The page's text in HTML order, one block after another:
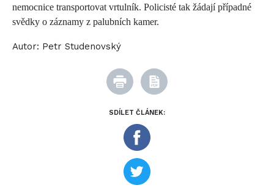
SDÍLET ČLÁNEK:
nemocnice transportovat vrtulník. Policisté tak žádají případné
svědky o záznamy z palubních kamer.
Autor: Petr Studenovský